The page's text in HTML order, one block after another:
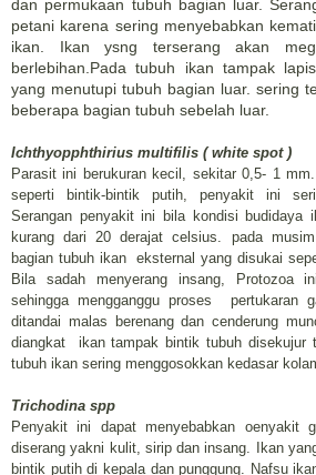
dan permukaan tubuh bagian luar.
petani karena sering menyebabkan
ikan. Ikan ysng terserang akan
berlebihan.Pada tubuh ikan tampak
yang menutupi tubuh bagian luar. sering
beberapa bagian tubuh sebelah luar.
Ichthyopphthirius multifilis ( white spot )
Parasit ini berukuran kecil, sekitar 0,5- 1
seperti bintik-bintik putih, penyakit ini
Serangan penyakit ini bila kondisi budidaya
kurang dari 20 derajat celsius. pada
bagian tubuh ikan eksternal yang disukai
Bila sadah menyerang insang, Protozoa
sehingga mengganggu proses pertukaran
ditandai malas berenang dan cenderung
diangkat ikan tampak bintik tubuh disekujur
tubuh ikan sering menggosokkan kedasar
Trichodina spp
Penyakit ini dapat menyebabkan oenyakit
diserang yakni kulit, sirip dan insang. Ikan
bintik putih di kepala dan punggung. Nafsu